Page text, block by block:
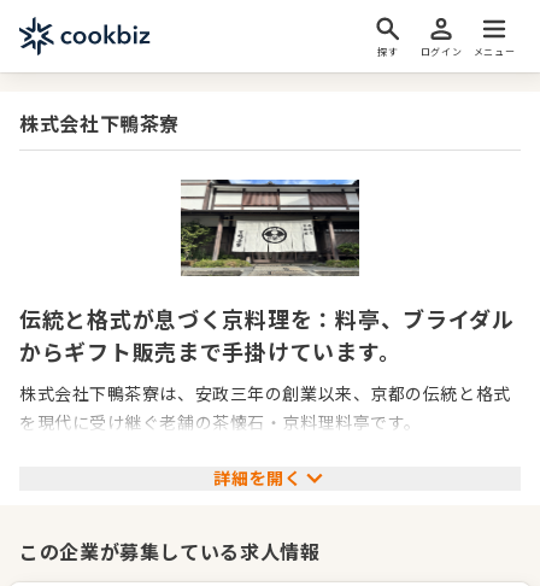
探す ログイン メニュー
株式会社下鴨茶寮
伝統と格式が息づく京料理を：料亭、ブライダル
からギフト販売まで手掛けています。
株式会社下鴨茶寮は、安政三年の創業以来、京都の伝統と格式
を現代に受け継ぐ老舗の茶懐石・京料理料亭です。
旬の京野菜をはじめとする厳選素材を活かした極上の日本料理
広げる多彩な事業を展開しています。
伝統的なおもてなしの場としてのブライダル事業をはじめ、料
詳細を開く
この企業が募集している求人情報